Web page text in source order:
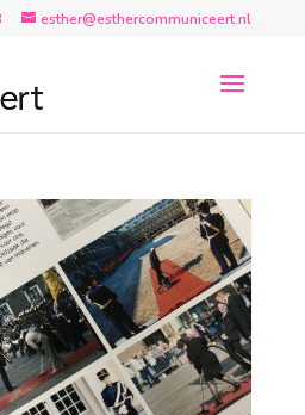
esther@esthercommuniceert.nl